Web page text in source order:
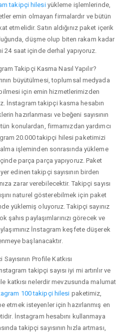
takipçi hilesiyükleme işlemlerinde,
emin olmayan firmalardır ve bütün
etmelidir. Satın aldığınız paket içerik
düşme olup biten rakam kadar
24 saat içinde derhal yapıyoruz.
Takipçi Kasma Nasıl Yapılır?
büyütülmesi, toplumsal medyada
için emin hizmetlerimizden
İnstagram takipçi kasma hesabın
hazırlanması ve beğeni sayısının
konulardan, firmamızdan yardımcı
20.000 takipçi hilesi paketimizi
işleminden sonrasında yükleme
parça parça yapıyoruz. Paket
edinen takipçi sayısının birden
zarar verebilecektir. Takipçi sayısı
naturel gösterebilmek için paket
yüklemiş oluyoruz. Takipçi sayınız
şahıs paylaşımlarınızı görecek ve
İnstagram keşfete düşerek
başlanacaktır.
Sayısının Profile Katkısı
takipçi sayısı iyi mi artırılır ve
katkısı nelerdir mevzusunda malumat
100 takipçi hilesi paketimiz,
etmek isteyenler için hazırlanmış en
İnstagram hesabını kullanmaya
takipçi sayısının hızla artması,